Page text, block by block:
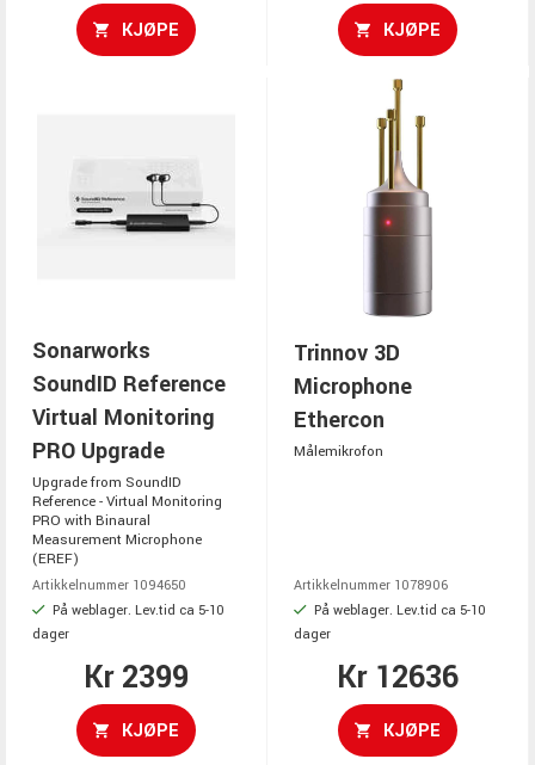
KJØPE KJØPE
Sonarworks
SoundID Reference
Virtual Monitoring
PRO Upgrade
Upgrade from SoundID
Reference - Virtual Monitoring
PRO with Binaural
Measurement Microphone
(EREF)
Artikkelnummer 1094650
På weblager. Lev.tid ca 5-10
dager
Kr 2399
KJØPE
Trinnov 3D
Microphone
Ethercon
Målemikrofon
Artikkelnummer 1078906
På weblager. Lev.tid ca 5-10
dager
Kr 12636
KJØPE